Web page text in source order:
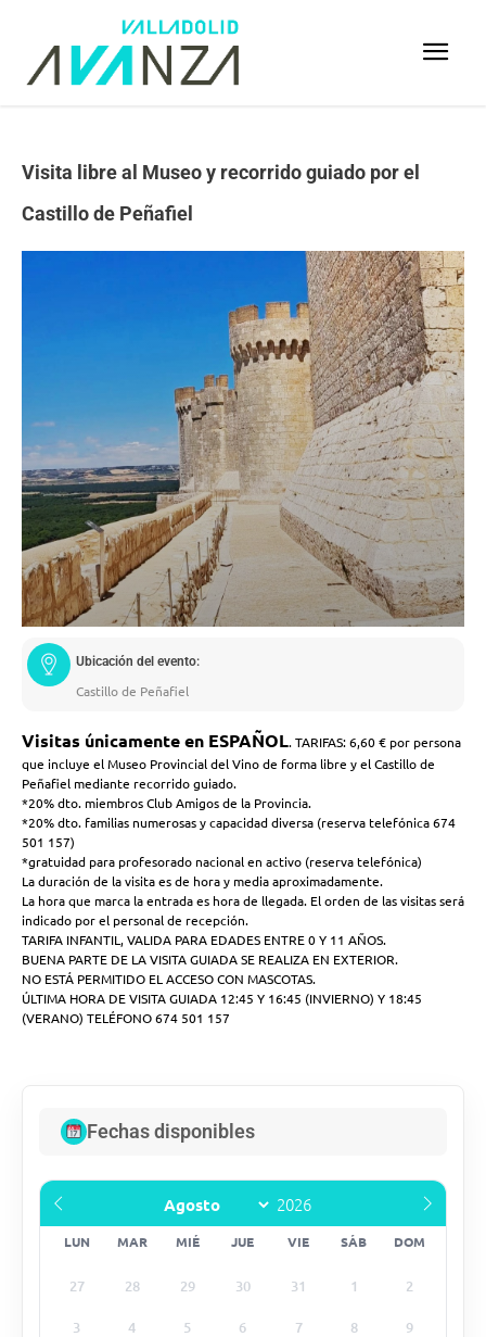
Visita libre al Museo y recorrido guiado por el
Castillo de Peñafiel
Ubicación del evento:
Castillo de Peñafiel
Visitas únicamente en ESPAÑOL. TARIFAS: 6,60 € por persona
que incluye el Museo Provincial del Vino de forma libre y el Castillo de
Peñafiel mediante recorrido guiado.
*20% dto. miembros Club Amigos de la Provincia.
*20% dto. familias numerosas y capacidad diversa (reserva telefónica 674
501 157)
*gratuidad para profesorado nacional en activo (reserva telefónica)
La duración de la visita es de hora y media aproximadamente.
La hora que marca la entrada es hora de llegada. El orden de las visitas será
indicado por el personal de recepción.
TARIFA INFANTIL, VALIDA PARA EDADES ENTRE 0 Y 11 AÑOS.
BUENA PARTE DE LA VISITA GUIADA SE REALIZA EN EXTERIOR.
NO ESTÁ PERMITIDO EL ACCESO CON MASCOTAS.
ÚLTIMA HORA DE VISITA GUIADA 12:45 Y 16:45 (INVIERNO) Y 18:45
(VERANO) TELÉFONO 674 501 157
Fechas disponibles
LUN MAR MIÉ JUE VIE SÁB DOM
27 28 29 30 31 1 2
3 4 5 6 7 8 9